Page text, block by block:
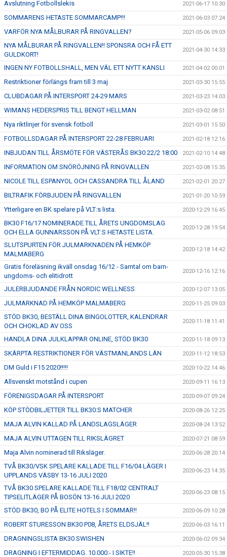
Avslutning Fotbollslekis 2021-06-17 10:30
SOMMARENS HETASTE SOMMARCAMP!!! 2021-06-03 07:24
VARFÖR NYA MÅLBURAR PÅ RINGVALLEN? 2021-05-06 09:03
NYA MÅLBURAR PÅ RINGVALLEN!! SPONSRA OCH FÅ ETT
GULDKORT!
2021-04-30 14:33
INGEN NY FOTBOLLSHALL, MEN VÄL ETT NYTT KANSLI 2021-04-02 00:01
Restriktioner förlängs fram till 3 maj 2021-03-30 15:55
CLUBDAGAR PÅ INTERSPORT 24-29 MARS 2021-03-23 14:03
WIMANS HEDERSPRIS TILL BENGT HELLMAN 2021-03-02 08:51
Nya riktlinjer för svensk fotboll 2021-03-01 15:50
FOTBOLLSDAGAR PÅ INTERSPORT 22-28 FEBRUARI 2021-02-18 12:16
INBJUDAN TILL ÅRSMÖTE FÖR VÄSTERÅS BK30 22/2 18:00 2021-02-10 14:48
INFORMATION OM SNÖRÖJNING PÅ RINGVALLEN 2021-02-08 15:35
NICOLE TILL ESPANYOL OCH CASSANDRA TILL ÅLAND 2021-02-01 20:27
BILTRAFIK FÖRBJUDEN PÅ RINGVALLEN 2021-01-20 10:59
Ytterligare en BK spelare på VLT:s lista. 2020-12-29 16:45
BK30 F16/17 NOMINERADE TILL ÅRETS UNGDOMSLAG
OCH ELLA GUNNARSSON PÅ VLT:S HETASTE LISTA.
2020-12-28 19:54
SLUTSPURTEN FÖR JULMARKNADEN PÅ HEMKÖP
MALMABERG
2020-12-18 14:42
Gratis föreläsning ikväll onsdag 16/12 - Samtal om barn-
ungdoms- och elitidrott
2020-12-16 12:16
JULERBJUDANDE FRÅN NORDIC WELLNESS 2020-12-07 13:05
JULMARKNAD PÅ HEMKÖP MALMABERG 2020-11-25 09:03
STÖD BK30, BESTÄLL DINA BINGOLOTTER, KALENDRAR
OCH CHOKLAD AV OSS
2020-11-18 11:41
HANDLA DINA JULKLAPPAR ONLINE, STÖD BK30 2020-11-18 09:13
SKÄRPTA RESTRIKTIONER FÖR VÄSTMANLANDS LÄN 2020-11-12 18:53
DM Guld i F15 2020!!!!! 2020-10-22 14:46
Allsvenskt motstånd i cupen 2020-09-11 16:13
FÖRENIGSDAGAR PÅ INTERSPORT 2020-09-07 09:24
KÖP STÖDBILJETTER TILL BK30:S MATCHER 2020-08-26 12:25
MAJA ALVIN KALLAD PÅ LANDSLAGSLÄGER 2020-08-24 13:52
MAJA ALVIN UTTAGEN TILL RIKSLÄGRET 2020-07-21 08:59
Maja Alvin nominerad till Riksläger. 2020-06-28 20:14
TVÅ BK30/VSK SPELARE KALLADE TILL F16/04 LÄGER I
UPPLANDS VÄSBY 13-16 JULI 2020
2020-06-23 14:35
TVÅ BK30 SPELARE KALLADE TILL F18/02 CENTRALT
TIPSELITLÄGER PÅ BOSÖN 13-16 JULI 2020
2020-06-23 08:15
STÖD BK30, BO PÅ ELITE HOTELS I SOMMAR!! 2020-06-09 10:28
ROBERT STURESSON BK30 P08, ÅRETS ELDSJÄL!! 2020-06-03 16:11
DRAGNINGSLISTA BK30 SWISHEN 2020-06-02 09:34
DRAGNING I EFTERMIDDAG. 10.000:- I SIKTE!! 2020-05-30 15:38